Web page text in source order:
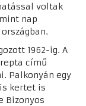
voltak
nap
1962-ig. A
című
Palkonyán egy
kertet is
Bizonyos